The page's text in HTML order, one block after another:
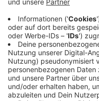
sie betreut oder
aber leider immer noch
Helge Adolphs von der
Genuss-Gaststätten
richtet die
23. Februar einen
Kreis Steinfurt für den